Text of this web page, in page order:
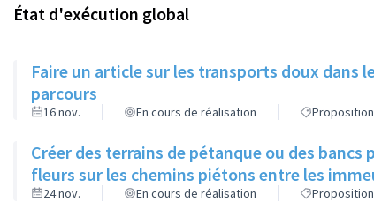
État d'exécution global
Faire un article sur les transports doux dans
parcours
16 nov. En cours de réalisation
Créer des terrains de pétanque ou des
fleurs sur les chemins piétons entre les
24 nov. En cours de réalisation